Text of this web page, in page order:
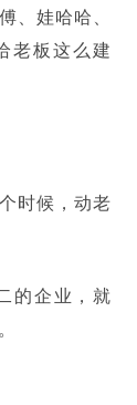
、娃哈哈、
老板这么建
时候，动老
的企业，就